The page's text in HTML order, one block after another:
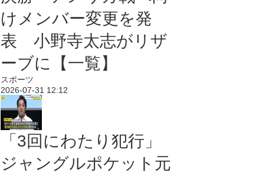
けメンバー変更を発
表 小野寺太志がリザ
ーブに【一覧】
スポーツ
2026-07-31 12:12
「3回にわたり犯行」
ジャングルポケット元